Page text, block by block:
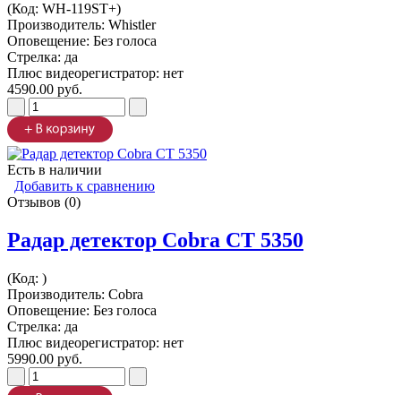
(Код: WH-119ST+)
Производитель: Whistler
Оповещение: Без голоса
Стрелка: да
Плюс видеорегистратор: нет
4590.00 руб.
Есть в наличии
Добавить к сравнению
Отзывов (0)
Радар детектор Cobra CT 5350
(Код: )
Производитель: Cobra
Оповещение: Без голоса
Стрелка: да
Плюс видеорегистратор: нет
5990.00 руб.